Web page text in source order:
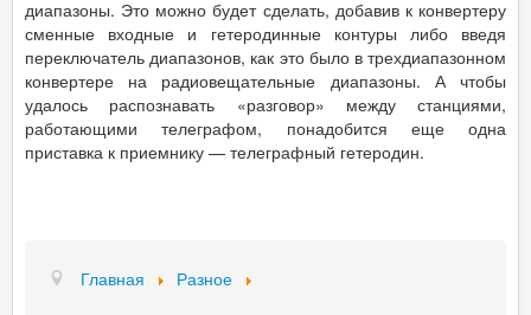
диапазоны. Это можно будет сделать, добавив к конвертеру
сменные входные и гетеродинные контуры либо введя
переключатель диапазонов, как это было в трехдиапазонном
конвертере на радиовещательные диапазоны. А чтобы
удалось распознавать «разговор» между станциями,
работающими телеграфом, понадобится еще одна
приставка к приемнику — телеграфный гетеродин.
Главная Разное